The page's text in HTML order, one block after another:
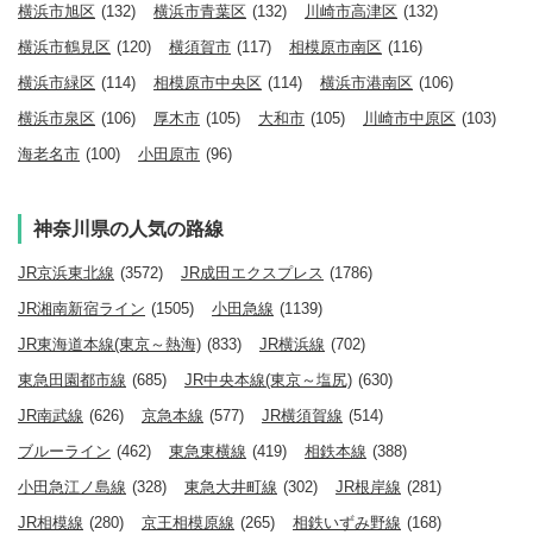
横浜市旭区 (132) 横浜市青葉区 (132) 川崎市高津区 (132)
横浜市鶴見区 (120) 横須賀市 (117) 相模原市南区 (116)
横浜市緑区 (114) 相模原市中央区 (114) 横浜市港南区 (106)
横浜市泉区 (106) 厚木市 (105) 大和市 (105) 川崎市中原区 (103)
海老名市 (100) 小田原市 (96)
神奈川県の人気の路線
JR京浜東北線 (3572) JR成田エクスプレス (1786)
JR湘南新宿ライン (1505) 小田急線 (1139)
JR東海道本線(東京～熱海) (833) JR横浜線 (702)
東急田園都市線 (685) JR中央本線(東京～塩尻) (630)
JR南武線 (626) 京急本線 (577) JR横須賀線 (514)
ブルーライン (462) 東急東横線 (419) 相鉄本線 (388)
小田急江ノ島線 (328) 東急大井町線 (302) JR根岸線 (281)
JR相模線 (280) 京王相模原線 (265) 相鉄いずみ野線 (168)